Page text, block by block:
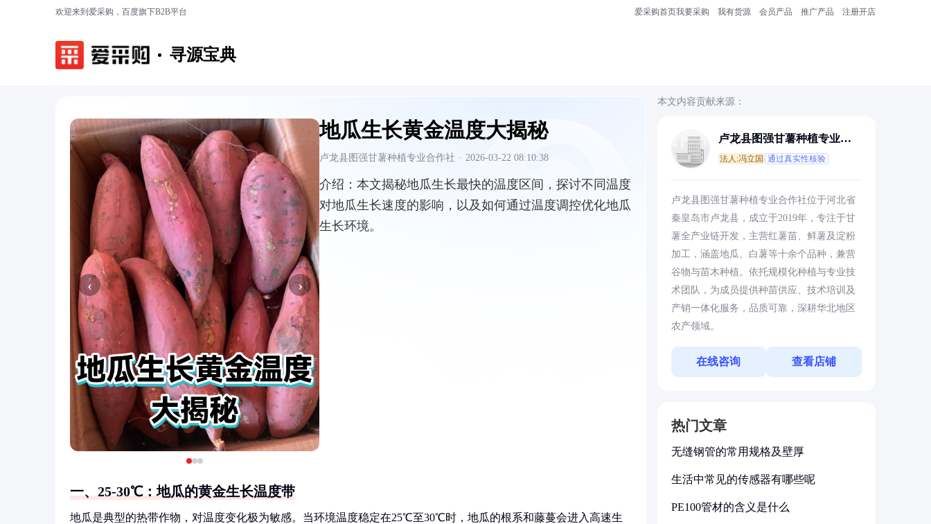
欢迎来到爱采购，百度旗下B2B平台 爱采购首页我要采购 我有货源 会员产品 推广产品 注册开店
寻源宝典
‹ ›
地瓜生长黄金温度大揭秘
卢龙县图强甘薯种植专业合作社 · 2026-03-22 08:10:38
介绍： 本文揭秘地瓜生长最快的温度区间，探讨不同温度
对地瓜生长速度的影响，以及如何通过温度调控优化地瓜
生长环境。
一、25-30℃：地瓜的黄金生长温度带
地瓜是典型的热带作物，对温度变化极为敏感。当环境温度稳定在25℃至30℃时，地瓜的根系和藤蔓会进入高速生
本文内容贡献来源：
卢龙县图强甘薯种植专业合
法人:冯立国 通过真实性核验
卢龙县图强甘薯种植专业合作社位于河北省
秦皇岛市卢龙县，成立于2019年，专注于甘
薯全产业链开发，主营红薯苗、鲜薯及淀粉
加工，涵盖地瓜、白薯等十余个品种，兼营
谷物与苗木种植。依托规模化种植与专业技
术团队，为成员提供种苗供应、技术培训及
产销一体化服务，品质可靠，深耕华北地区
农产领域。
在线咨询 查看店铺
热门文章
无缝钢管的常用规格及壁厚
生活中常见的传感器有哪些呢
PE100管材的含义是什么